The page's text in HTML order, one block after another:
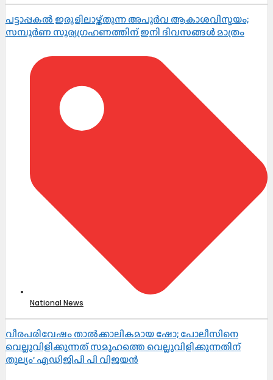
പട്ടാപ്പകൽ ഇരുളിലാഴ്ത്തുന്ന അപൂർവ ആകാശവിസ്മയം;
സമ്പൂർണ സൂര്യഗ്രഹണത്തിന് ഇനി ദിവസങ്ങൾ മാത്രം
National News
വീരപരിവേഷം താൽക്കാലികമായ ഷോ; പോലീസിനെ
വെല്ലുവിളിക്കുന്നത് സമൂഹത്തെ വെല്ലുവിളിക്കുന്നതിന്
തുല്യം’ എഡിജിപി പി വിജയൻ